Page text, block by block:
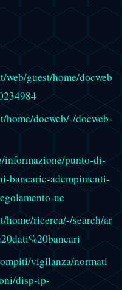
guest/home/docweb
home/docweb/-/docweb-
informazione/punto-di-
bancarie-adempimenti-
ue
home/ricerca/-/search/ar
vigilanza/normati
disp-ip-